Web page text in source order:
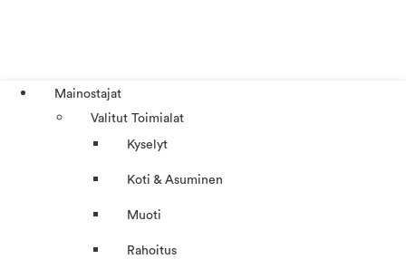
Mainostajat
Valitut Toimialat
Kyselyt
Koti & Asuminen
Muoti
Rahoitus